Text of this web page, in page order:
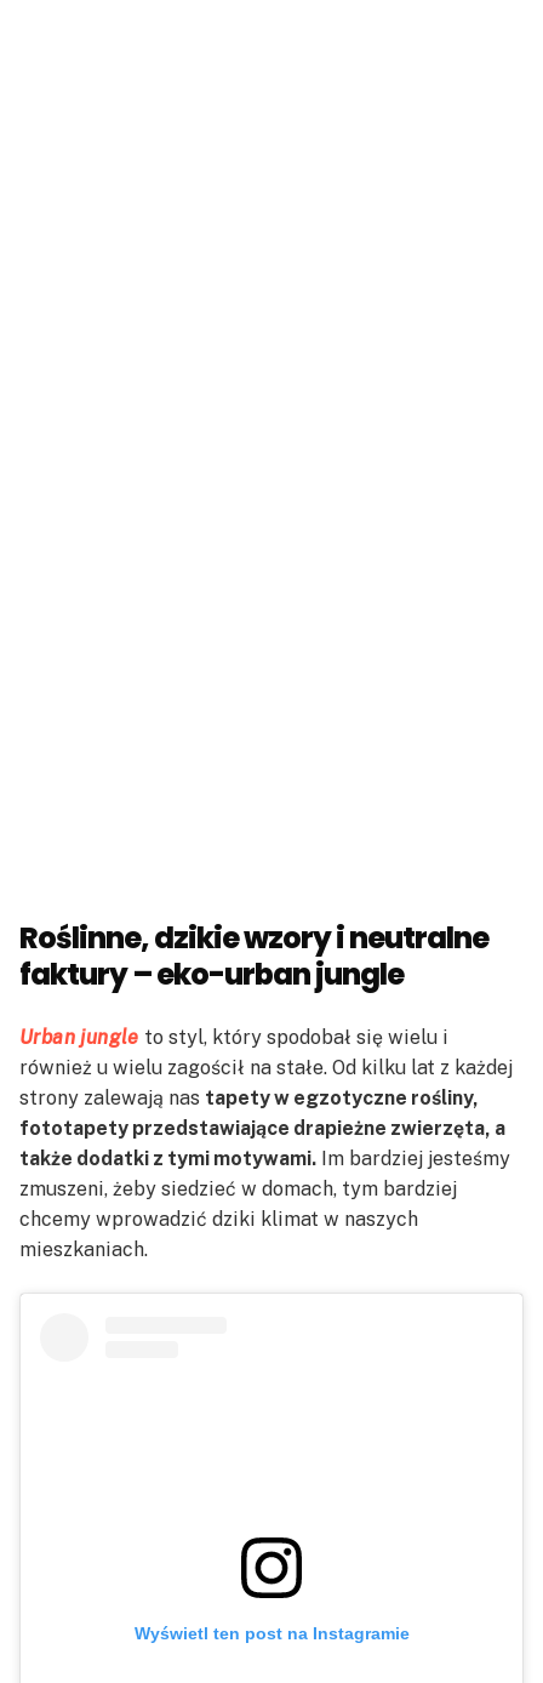
Roślinne, dzikie wzory i neutralne
faktury – eko-urban jungle
Urban jungle to styl, który spodobał się wielu i
również u wielu zagościł na stałe. Od kilku lat z każdej
strony zalewają nas tapety w egzotyczne rośliny,
fototapety przedstawiające drapieżne zwierzęta, a
także dodatki z tymi motywami. Im bardziej jesteśmy
zmuszeni, żeby siedzieć w domach, tym bardziej
chcemy wprowadzić dziki klimat w naszych
mieszkaniach.
Wyświetl ten post na Instagramie